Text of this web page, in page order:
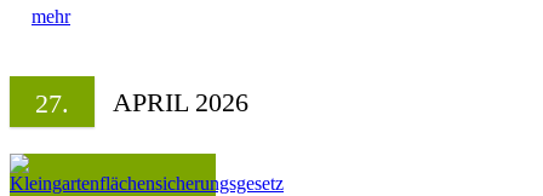
mehr
27. APRIL 2026